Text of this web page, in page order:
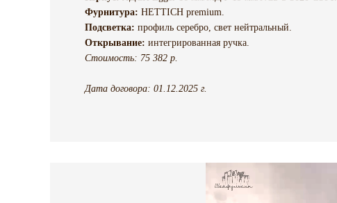
Фурнитура: HETTICH premium.
Подсветка: профиль серебро, свет нейтральный.
Открывание: интегрированная ручка.
Стоимость: 75 382 р.
Дата договора: 01.12.2025 г.